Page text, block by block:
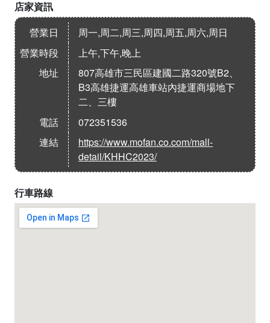
店家資訊
營業日
周一,周二,周三,周四,周五,周六,周日
營業時段
上午,下午,晚上
地址
807高雄市三民區建國二路320號B2、
B3高雄捷運高雄車站內捷運商場地下
二、三樓
電話
072351536
連結
https://www.mofan.co.com/mall-
detail/KHHC2023/
行車路線